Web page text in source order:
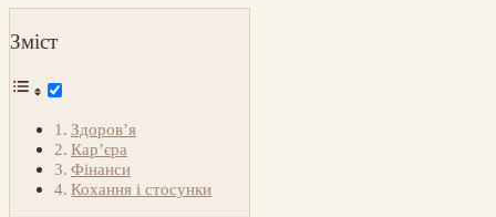
Зміст
Здоров’я
Кар’єра
Фінанси
Кохання і стосунки